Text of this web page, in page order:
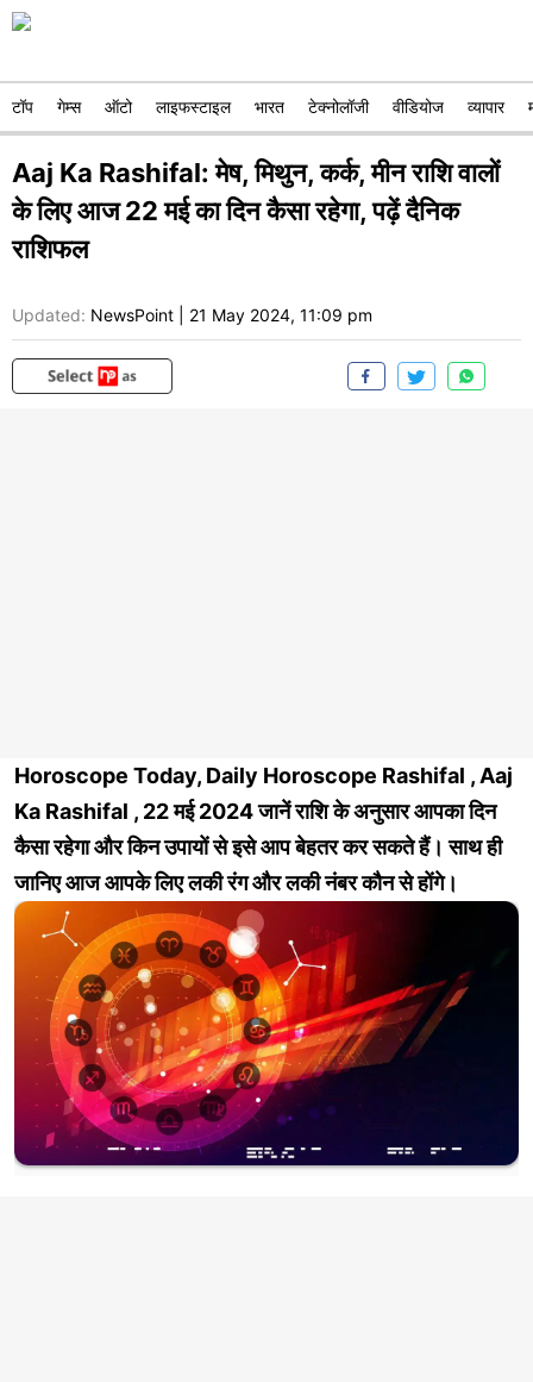
टॉप गेम्स ऑटो लाइफस्टाइल भारत टेक्नोलॉजी वीडियोज व्यापार
Aaj Ka Rashifal: मेष, मिथुन, कर्क, मीन राशि वालों
के लिए आज 22 मई का दिन कैसा रहेगा, पढ़ें दैनिक
राशिफल
Updated: NewsPoint 21 May 2024, 11:09 pm
Horoscope Today, Daily Horoscope Rashifal , Aaj
Ka Rashifal , 22 मई 2024 जानें राशि के अनुसार आपका दिन
कैसा रहेगा और किन उपायों से इसे आप बेहतर कर सकते हैं। साथ ही
जानिए आज आपके लिए लकी रंग और लकी नंबर कौन से होंगे।